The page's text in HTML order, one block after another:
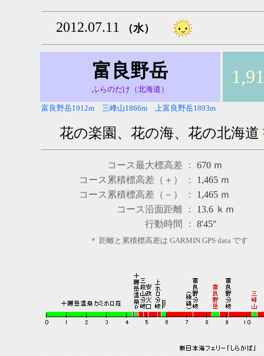
2012.07.11 （水）
富良野岳
ふらのだけ（北海道）
富良野岳1912m 三峰山1866m 上富良野岳1893m
花の楽園、花の海、花の北海道
コース最大標高差 ： 670 ｍ
コース累積標高差（＋） ：
1,465 ｍ
コース累積標高差（－） ：
1,465 ｍ
コース沿面距離 ：
13.6 ｋｍ
行動時間 ：
8'45"
＊ 距離と累積標高差は GARMIN GPS data です